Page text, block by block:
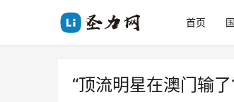
首页
“顶流明星在澳门输